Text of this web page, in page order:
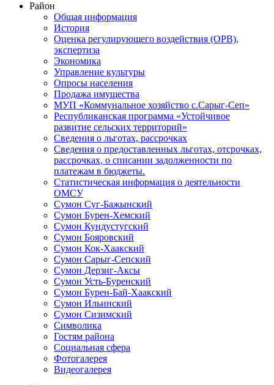
Район
Общая информация
История
Оценка регулирующего воздействия (ОРВ),
экспертиза
Экономика
Управление культуры
Опросы населения
Продажа имущества
МУП «Коммунальное хозяйство с.Сарыг-Сеп»
Республиканская программа «Устойчивое
развитие сельских территорий»
Сведения о льготах, рассрочках
Сведения о предоставленных льготах, отсрочках,
рассрочках, о списании задолженности по
платежам в бюджеты.
Статистическая информация о деятельности
ОМСУ
Сумон Суг-Бажынский
Сумон Бурен-Хемский
Сумон Кундустугский
Сумон Бояровский
Сумон Кок-Хаакский
Сумон Сарыг-Сепский
Сумон Дерзиг-Аксы
Сумон Усть-Буренский
Сумон Бурен-Бай-Хаакский
Сумон Ильинский
Сумон Сизимский
Символика
Гостям района
Социальная сфера
Фотогалерея
Видеогалерея